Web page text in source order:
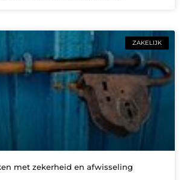
ZAKELIJK
met zekerheid en afwisseling